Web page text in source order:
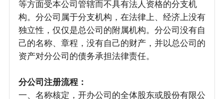
等方面受本公司管辖而不具有法人资格的分支机
构。分公司属于分支机构，在法律上、经济上没有
独立性，仅仅是总公司的附属机构。分公司没有自
己的名称、章程，没有自己的财产，并以总公司的
资产对分公司的债务承担法律责任。
分公司注册流程：
一、名称核定，开办公司的全体股东或股份有限公